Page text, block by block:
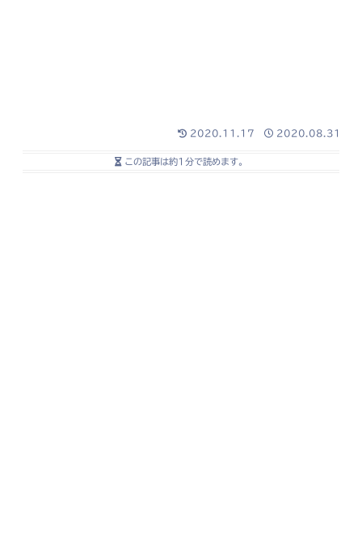
2020.11.17 2020.08.31
この記事は約1分で読めます。